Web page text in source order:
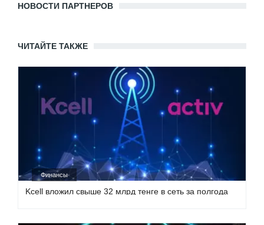
НОВОСТИ ПАРТНЕРОВ
ЧИТАЙТЕ ТАКЖЕ
Финансы
Kcell вложил свыше 32 млрд тенге в сеть за полгода